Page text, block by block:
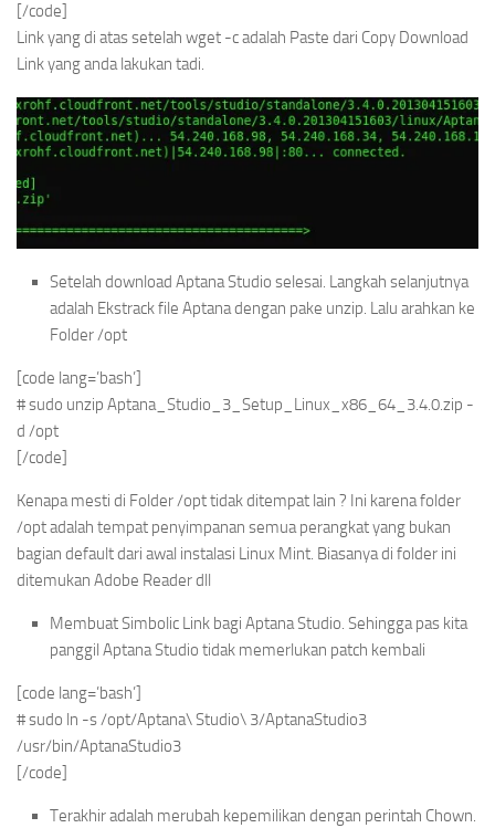
[/code]
Link yang di atas setelah wget -c adalah Paste dari Copy Download
Link yang anda lakukan tadi.
Setelah download Aptana Studio selesai. Langkah selanjutnya
adalah Ekstrack file Aptana dengan pake unzip. Lalu arahkan ke
Folder /opt
[code lang=’bash’]
# sudo unzip Aptana_Studio_3_Setup_Linux_x86_64_3.4.0.zip -
d /opt
[/code]
Kenapa mesti di Folder /opt tidak ditempat lain ? Ini karena folder
/opt adalah tempat penyimpanan semua perangkat yang bukan
bagian default dari awal instalasi Linux Mint. Biasanya di folder ini
ditemukan Adobe Reader dll
Membuat Simbolic Link bagi Aptana Studio. Sehingga pas kita
panggil Aptana Studio tidak memerlukan patch kembali
[code lang=’bash’]
# sudo ln -s /opt/Aptana\ Studio\ 3/AptanaStudio3
/usr/bin/AptanaStudio3
[/code]
Terakhir adalah merubah kepemilikan dengan perintah Chown.